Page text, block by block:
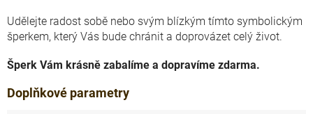
Udělejte radost sobě nebo svým blízkým tímto symbolickým
šperkem, který Vás bude chránit a doprovázet celý život.
Šperk Vám krásně zabalíme a dopravíme zdarma.
Doplňkové parametry